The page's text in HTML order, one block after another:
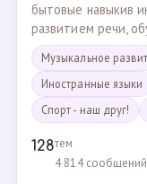
бытовые навыкив
развитием речи,
Музыкальное
Иностранные языки
Спорт - наш друг!
128тем
4 814 сообщений